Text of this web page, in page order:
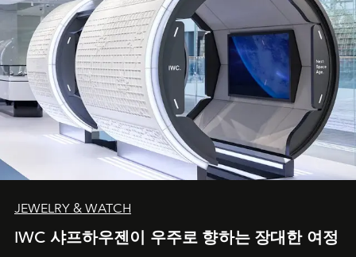
JEWELRY & WATCH
IWC 샤프하우젠이 우주로 향하는 장대한 여정